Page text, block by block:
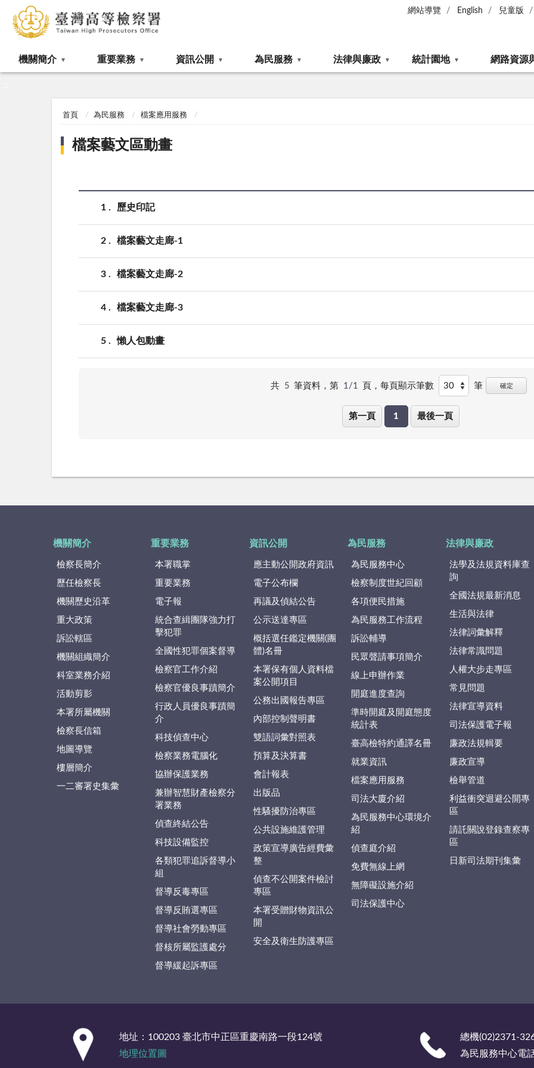
網站導覽 English 兒童版
機關簡介 重要業務 資訊公開 為民服務 法律與廉政 統計園地 網路資源
首頁 為民服務 檔案應用服務
檔案藝文區動畫
1 歷史印記
2 檔案藝文走廊-1
3 檔案藝文走廊-2
4 檔案藝文走廊-3
5 懶人包動畫
共 5 筆資料，第 1/1 頁，每頁顯示筆數 筆 確定
第一頁 1 最後一頁
機關簡介
檢察長簡介
歷任檢察長
機關歷史沿革
重大政策
訴訟轄區
機關組織簡介
科室業務介紹
活動剪影
本署所屬機關
檢察長信箱
地圖導覽
樓層簡介
一二審署史集彙
重要業務
本署職掌
重要業務
電子報
統合查緝團隊強力打
擊犯罪
全國性犯罪個案督導
檢察官工作介紹
檢察官優良事蹟簡介
行政人員優良事蹟簡
介
科技偵查中心
檢察業務電腦化
協辦保護業務
兼辦智慧財產檢察分
署業務
偵查終結公告
科技設備監控
各類犯罪追訴督導小
組
督導反毒專區
督導反賄選專區
督導社會勞動專區
督核所屬監護處分
督導緩起訴專區
資訊公開
應主動公開政府資訊
電子公布欄
再議及偵結公告
公示送達專區
概括選任鑑定機關(團
體)名冊
本署保有個人資料檔
案公開項目
公務出國報告專區
內部控制聲明書
雙語詞彙對照表
預算及決算書
會計報表
出版品
性騷擾防治專區
公共設施維護管理
政策宣導廣告經費彙
整
偵查不公開案件檢討
專區
本署受贈財物資訊公
開
安全及衛生防護專區
為民服務
為民服務中心
檢察制度世紀回顧
各項便民措施
為民服務工作流程
訴訟輔導
民眾聲請事項簡介
線上申辦作業
開庭進度查詢
準時開庭及開庭態度
統計表
臺高檢特約通譯名冊
就業資訊
檔案應用服務
司法大廈介紹
為民服務中心環境介
紹
偵查庭介紹
免費無線上網
無障礙設施介紹
司法保護中心
法律與廉政
法學及法規資料庫查
詢
全國法規最新消息
生活與法律
法律詞彙解釋
法律常識問題
人權大步走專區
常見問題
法律宣導資料
司法保護電子報
廉政法規輯要
廉政宣導
檢舉管道
利益衝突迴避公開專
區
請託關說登錄查察專
區
日新司法期刊集彙
地址：100203 臺北市中正區重慶南路一段124號
地理位置圖
總機(02)2371-
為民服務中心電